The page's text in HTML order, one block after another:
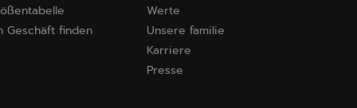
Geschäft finden
Werte
Unsere familie
Karriere
Presse